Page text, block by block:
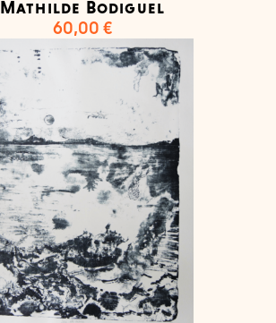
Mathilde Bodiguel
60,00 €